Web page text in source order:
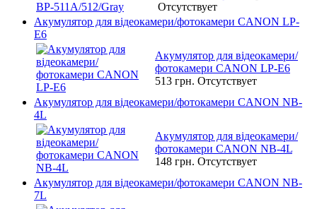
Отсутствует
Акумулятор для відеокамери/фотокамери CANON LP-
E6
Акумулятор для відеокамери/
фотокамери CANON LP-E6
513 грн. Отсутствует
Акумулятор для відеокамери/фотокамери CANON NB-
4L
Акумулятор для відеокамери/
фотокамери CANON NB-4L
148 грн. Отсутствует
Акумулятор для відеокамери/фотокамери CANON NB-
7L